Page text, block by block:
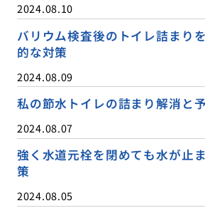
2024.08.10
バリウム検査後のトイレ詰まり
的な対策
2024.08.09
私の節水トイレの詰まり解消と
2024.08.07
強く水道元栓を閉めても水が止
策
2024.08.05